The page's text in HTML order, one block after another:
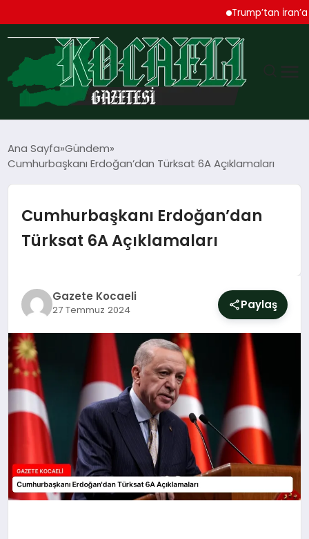
Trump’tan İran’a
TEKNOLOJI
EKONOMI
SPOR
SIYASET
YAŞAM
DÜNYA
SAĞLIK
EĞITIM
Ana Sayfa Gündem
Cumhurbaşkanı Erdoğan’dan Türksat 6A Açıklamaları
Cumhurbaşkanı Erdoğan’dan
Türksat 6A Açıklamaları
Gazete Kocaeli
27 Temmuz 2024 Paylaş